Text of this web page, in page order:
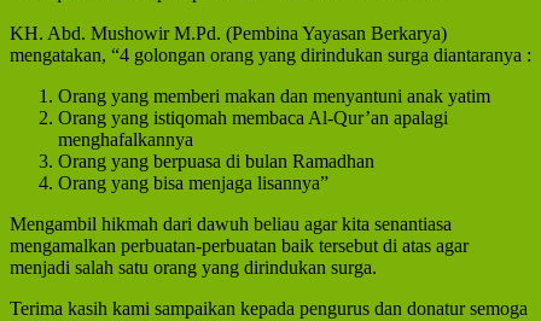
KH. Abd. Mushowir M.Pd. (Pembina Yayasan Berkarya)
mengatakan, “4 golongan orang yang dirindukan surga diantaranya :
Orang yang memberi makan dan menyantuni anak yatim
Orang yang istiqomah membaca Al-Qur’an apalagi
menghafalkannya
Orang yang berpuasa di bulan Ramadhan
Orang yang bisa menjaga lisannya”
Mengambil hikmah dari dawuh beliau agar kita senantiasa
mengamalkan perbuatan-perbuatan baik tersebut di atas agar
menjadi salah satu orang yang dirindukan surga.
Terima kasih kami sampaikan kepada pengurus dan donatur semoga